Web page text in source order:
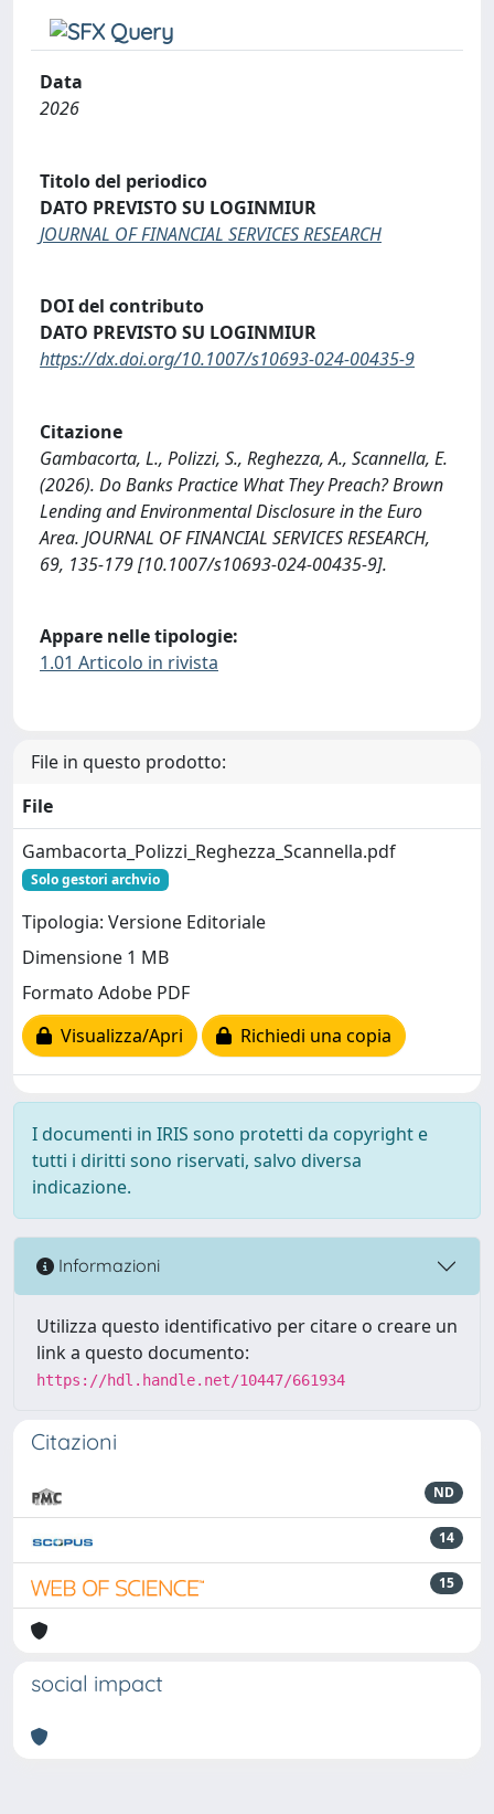
Data
2026
Titolo del periodico
DATO PREVISTO SU LOGINMIUR
JOURNAL OF FINANCIAL SERVICES RESEARCH
DOI del contributo
DATO PREVISTO SU LOGINMIUR
https://dx.doi.org/10.1007/s10693-024-00435-9
Citazione
Gambacorta, L., Polizzi, S., Reghezza, A., Scannella, E.
(2026). Do Banks Practice What They Preach? Brown
Lending and Environmental Disclosure in the Euro
Area. JOURNAL OF FINANCIAL SERVICES RESEARCH,
69, 135-179 [10.1007/s10693-024-00435-9].
Appare nelle tipologie:
1.01 Articolo in rivista
File in questo prodotto:
File
Gambacorta_Polizzi_Reghezza_Scannella.pdf
Solo gestori archvio
Tipologia: Versione Editoriale
Dimensione 1 MB
Formato Adobe PDF
Visualizza/Apri
Richiedi una copia
I documenti in IRIS sono protetti da copyright e
tutti i diritti sono riservati, salvo diversa
indicazione.
Informazioni
Utilizza questo identificativo per citare o creare un
link a questo documento:
https://hdl.handle.net/10447/661934
Citazioni
ND
14
15
social impact